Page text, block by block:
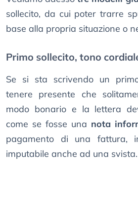
sollecito, da cui poter trarre
base alla propria situazione o
Primo sollecito, tono
Se si sta scrivendo un
tenere presente che
modo bonario e la lettera
come se fosse una nota
pagamento di una fattura,
imputabile anche ad una svista.